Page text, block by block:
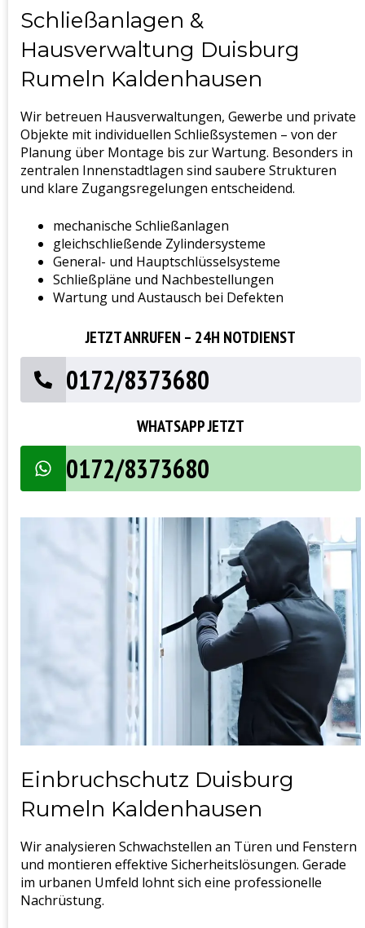
Schließanlagen &
Hausverwaltung Duisburg
Rumeln Kaldenhausen
Wir betreuen Hausverwaltungen, Gewerbe und private
Objekte mit individuellen Schließsystemen – von der
Planung über Montage bis zur Wartung. Besonders in
zentralen Innenstadtlagen sind saubere Strukturen
und klare Zugangsregelungen entscheidend.
mechanische Schließanlagen
gleichschließende Zylindersysteme
General- und Hauptschlüsselsysteme
Schließpläne und Nachbestellungen
Wartung und Austausch bei Defekten
JETZT ANRUFEN – 24H NOTDIENST
0172/8373680
WHATSAPP JETZT
0172/8373680
Einbruchschutz Duisburg
Rumeln Kaldenhausen
Wir analysieren Schwachstellen an Türen und Fenstern
und montieren effektive Sicherheitslösungen. Gerade
im urbanen Umfeld lohnt sich eine professionelle
Nachrüstung.